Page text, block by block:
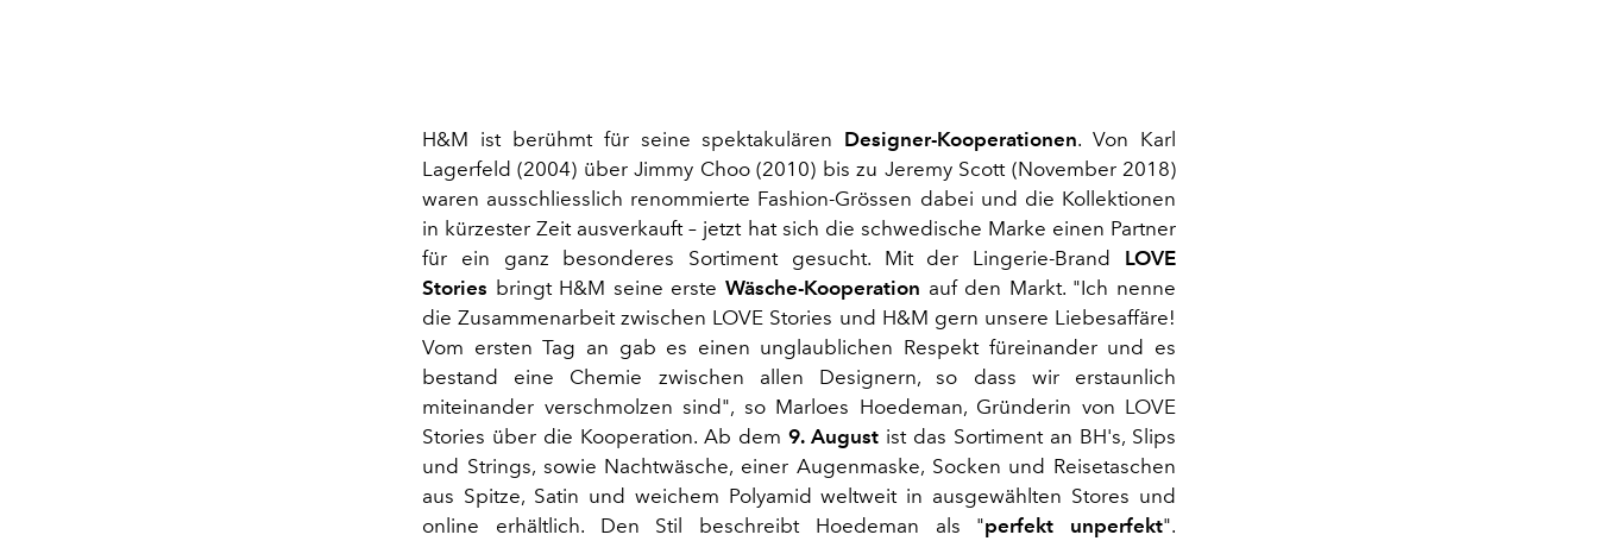
H&M ist berühmt für seine spektakulären Designer-Kooperationen. Von Karl
Lagerfeld (2004) über Jimmy Choo (2010) bis zu Jeremy Scott (November 2018)
waren ausschliesslich renommierte Fashion-Grössen dabei und die Kollektionen
in kürzester Zeit ausverkauft – jetzt hat sich die schwedische Marke einen Partner
für ein ganz besonderes Sortiment gesucht. Mit der Lingerie-Brand LOVE
Stories bringt H&M seine erste Wäsche-Kooperation auf den Markt. "Ich nenne
die Zusammenarbeit zwischen LOVE Stories und H&M gern unsere Liebesaffäre!
Vom ersten Tag an gab es einen unglaublichen Respekt füreinander und es
bestand eine Chemie zwischen allen Designern, so dass wir erstaunlich
miteinander verschmolzen sind", so Marloes Hoedeman, Gründerin von LOVE
Stories über die Kooperation. Ab dem 9. August ist das Sortiment an BH's, Slips
und Strings, sowie Nachtwäsche, einer Augenmaske, Socken und Reisetaschen
aus Spitze, Satin und weichem Polyamid weltweit in ausgewählten Stores und
online erhältlich. Den Stil beschreibt Hoedeman als "perfekt unperfekt".